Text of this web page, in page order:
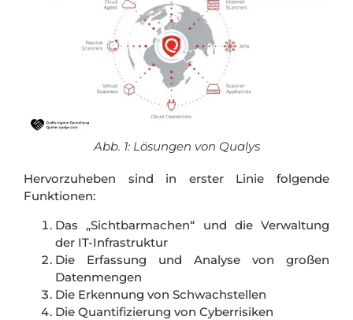
Abb. 1: Lösungen von Qualys
Hervorzuheben sind in erster Linie folgende
Funktionen:
Das „Sichtbarmachen“ und die Verwaltung
der IT-Infrastruktur
Die Erfassung und Analyse von großen
Datenmengen
Die Erkennung von Schwachstellen
Die Quantifizierung von Cyberrisiken